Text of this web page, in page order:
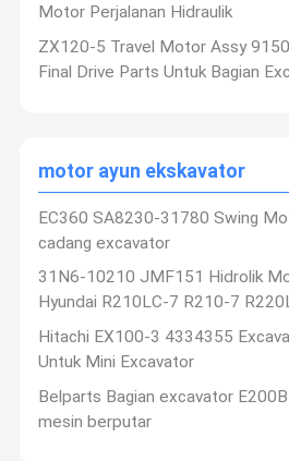
Motor Perjalanan Hidraulik
ZX120-5 Travel Motor Assy
Final Drive Parts Untuk Bagian
motor ayun ekskavator
EC360 SA8230-31780 Swing
cadang excavator
31N6-10210 JMF151 Hidrolik
Hyundai R210LC-7 R210-7
Hitachi EX100-3 4334355
Untuk Mini Excavator
Belparts Bagian excavator
mesin berputar